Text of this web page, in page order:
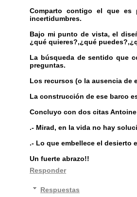
Comparto contigo el que es
incertidumbres.
Bajo mi punto de vista, el
¿qué quieres?,¿qué
La búsqueda de sentido que
preguntas.
Los recursos (o la ausencia de
La construcción de ese barco
Concluyo con dos citas
.- Mirad, en la vida no hay
.- Lo que embellece el desierto
Un fuerte abrazo!!
Responder
Respuestas